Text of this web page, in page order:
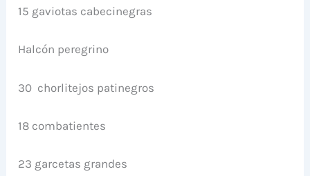
15 gaviotas cabecinegras
Halcón peregrino
30 chorlitejos patinegros
18 combatientes
23 garcetas grandes